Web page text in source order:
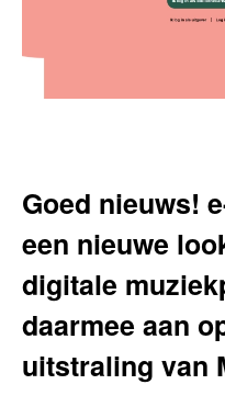
Goed nieuws!
een nieuwe
digitale
daarmee aan
uitstraling van